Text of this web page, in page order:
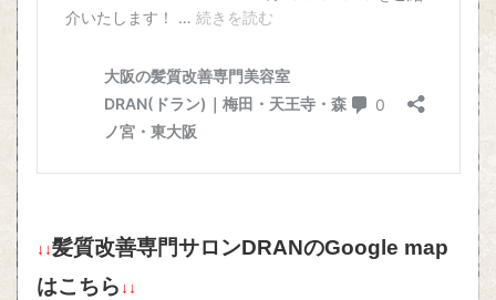
↓↓髪質改善専門サロンDRANのGoogle map
はこちら ↓↓